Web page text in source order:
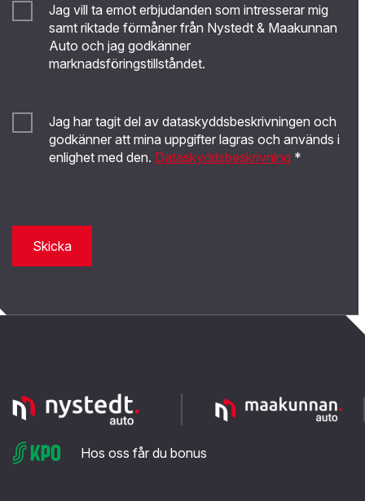
Jag vill ta emot erbjudanden som intresserar mig
samt riktade förmåner från Nystedt & Maakunnan
Auto och jag godkänner
marknadsföringstillståndet.
Jag har tagit del av dataskyddsbeskrivningen och
godkänner att mina uppgifter lagras och används i
enlighet med den. Dataskyddsbeskrivning *
Skicka
Hos oss får du bonus